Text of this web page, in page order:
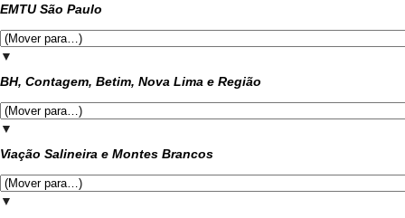
EMTU São Paulo
▼
BH, Contagem, Betim, Nova Lima e Região
▼
Viação Salineira e Montes Brancos
▼